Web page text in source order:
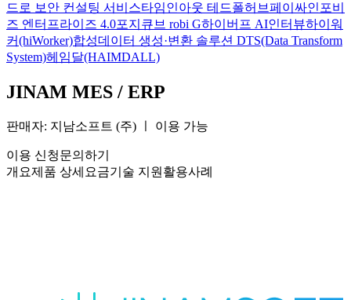
드로 보안 컨설팅 서비스타임인아웃 테드폴허브페이싸인 포비
즈 엔터프라이즈 4.0포지큐브 robi G하이버프 AI인터뷰하이워
커(hiWorker)합성데이터 생성·변환 솔루션 DTS(Data Transform
System)헤임달(HAIMDALL)
JINAM MES / ERP
판매자: 지남소프트 (주) 이용 가능
이용 신청문의하기
개요제품 상세 요금기술 지원 활용사례